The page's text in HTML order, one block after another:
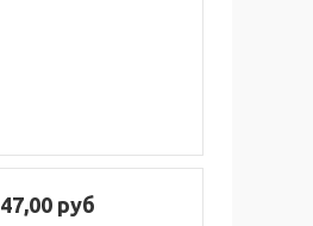
47,00 руб